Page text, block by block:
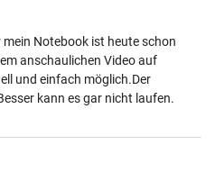
Notebook ist heute schon
anschaulichen Video auf
und einfach möglich.Der
kann es gar nicht laufen.